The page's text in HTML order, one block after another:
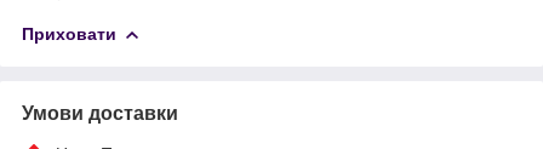
Приховати
Умови доставки